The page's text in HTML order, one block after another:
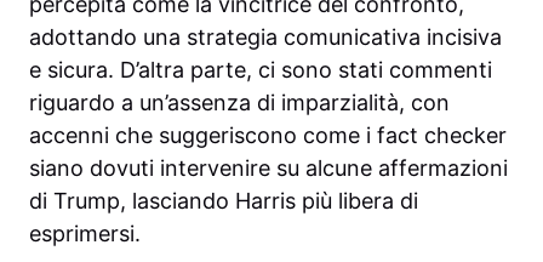
adottando una strategia comunicativa incisiva
e sicura. D’altra parte, ci sono stati commenti
riguardo a un’assenza di imparzialità, con
accenni che suggeriscono come i fact checker
siano dovuti intervenire su alcune affermazioni
di Trump, lasciando Harris più libera di
esprimersi.